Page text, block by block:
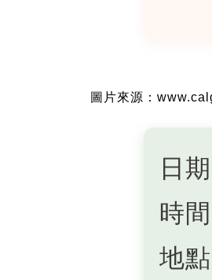
圖片來源：
日
時
地